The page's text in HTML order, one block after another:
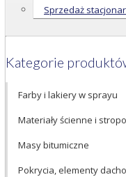
Sprzedaż
Kategorie
Farby i lakiery w sprayu
Materiały ścienne i
Masy bitumiczne
Pokrycia, elementy